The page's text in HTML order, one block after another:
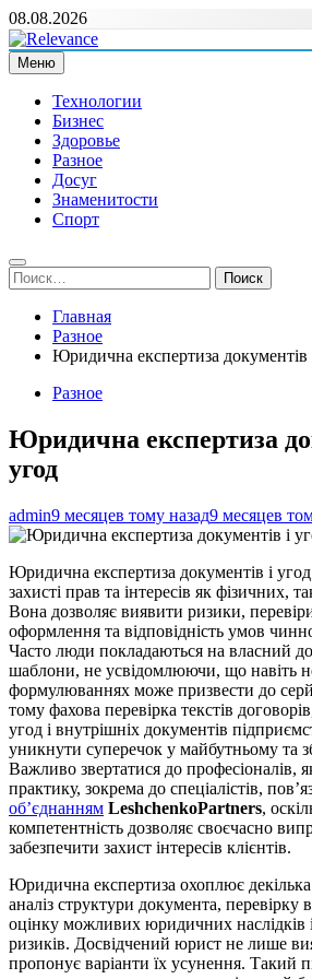
Перейти
к
содержимому
08.08.2026
Relevance
Релевантні новини — саме те, що вам
Меню
Технологии
Бизнес
Здоровье
Разное
Досуг
Знаменитости
Спорт
Найти:
Главная
Разное
Юридична експертиза документів
Разное
Юридична експертиза
угод
admin9 месяцев тому назад9 месяцев
Юридична експертиза документів і
захисті прав та інтересів як фізичних,
Вона дозволяє виявити ризики,
оформлення та відповідність умов
Часто люди покладаються на власний
шаблони, не усвідомлюючи, що навіть
формулюваннях може призвести до
тому фахова перевірка текстів
угод і внутрішніх документів
уникнути суперечок у майбутньому та
Важливо звертатися до професіоналів,
практику, зокрема до спеціалістів,
об’єднанням LeshchenkoPartners,
компетентність дозволяє своєчасно
забезпечити захист інтересів клієнтів.
Юридична експертиза охоплює
аналіз структури документа, перевірку
оцінку можливих юридичних
ризиків. Досвідчений юрист не лише
пропонує варіанти їх усунення. Такий